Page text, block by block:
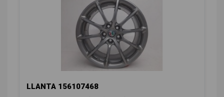
LLANTA 156107468